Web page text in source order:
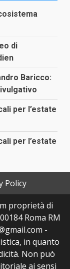
di
Baricco:
per l’estate
per l’estate
Policy
proprietà di
Roma RM
-
in quanto
Non può
ai sensi